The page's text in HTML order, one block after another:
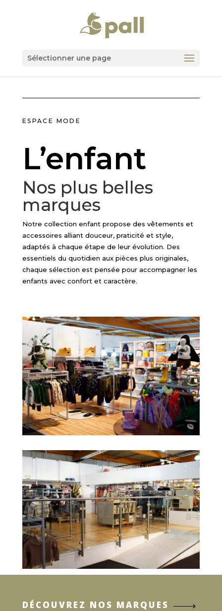
Sélectionner une page
ESPACE MODE
L’enfant
Nos plus belles
marques
Notre collection enfant propose des vêtements et
accessoires alliant douceur, praticité et style,
adaptés à chaque étape de leur évolution. Des
essentiels du quotidien aux pièces plus originales,
chaque sélection est pensée pour accompagner les
enfants avec confort et caractère.
DÉCOUVREZ NOS MARQUES